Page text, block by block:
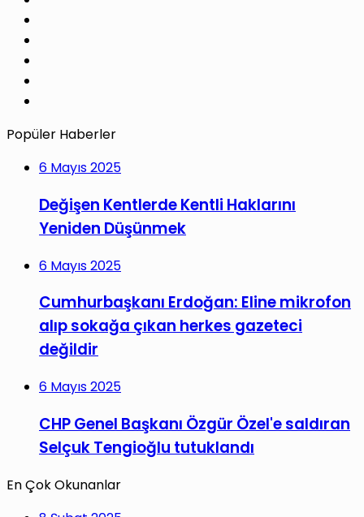
Popüler Haberler
6 Mayıs 2025
Değişen Kentlerde Kentli Haklarını
Yeniden Düşünmek
6 Mayıs 2025
Cumhurbaşkanı Erdoğan: Eline mikrofon
alıp sokağa çıkan herkes gazeteci
değildir
6 Mayıs 2025
CHP Genel Başkanı Özgür Özel'e saldıran
Selçuk Tengioğlu tutuklandı
En Çok Okunanlar